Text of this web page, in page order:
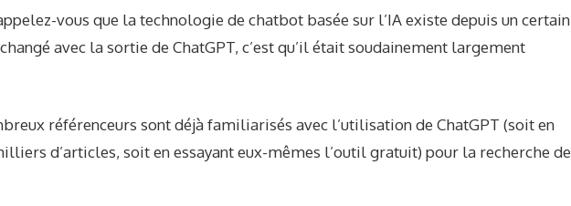
vous que la technologie de chatbot basée sur l’IA existe depuis un certain
avec la sortie de ChatGPT, c’est qu’il était soudainement largement
référenceurs sont déjà familiarisés avec l’utilisation de ChatGPT (soit en
d’articles, soit en essayant eux-mêmes l’outil gratuit) pour la recherche de